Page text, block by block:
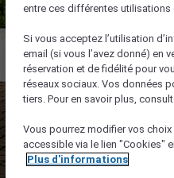
entre ces différentes utilisations
Si vous acceptez l’utilisation
email (si vous l’avez donné) en
réservation et de fidélité pour
réseaux sociaux. Vos données
tiers. Pour en savoir plus,
Vous pourrez modifier vos
accessible via le lien "Cookies"
Plus d'informations